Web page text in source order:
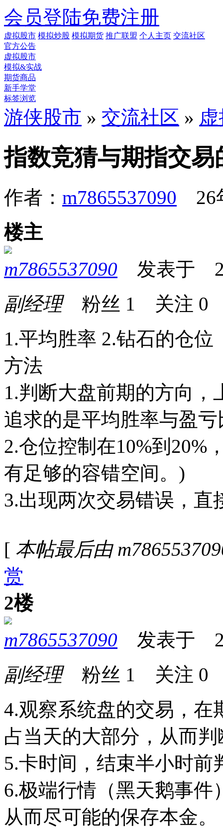
会员登陆免费注册
虚拟股市 模拟炒股 模拟期货 推广联盟 个人主页 交流社区
官方公告
虚拟股市
模拟&实战
期货商品
新手学堂
标签浏览
游侠股市 » 交流社区 »
指数竞猜与期指交易
作者： m7865537090 26
楼主
m7865537090 发表于
副经理粉丝 1 关注 0
1.平均胜率 2.钻石的仓位
方法
1.判断大盘前期的方向
追求的是平均胜率与盈
2.仓位控制在10%到20%
有足够的容错空间。)
3.出现两次交易错误，直
[ 本帖最后由
赏
2楼
m7865537090 发表于
副经理粉丝 1 关注 0
4.观察系统盘的交易，在
占当天的大部分，从而判
5.卡时间，结束半小时
6.极端行情（黑天鹅事
从而尽可能的保存本金。